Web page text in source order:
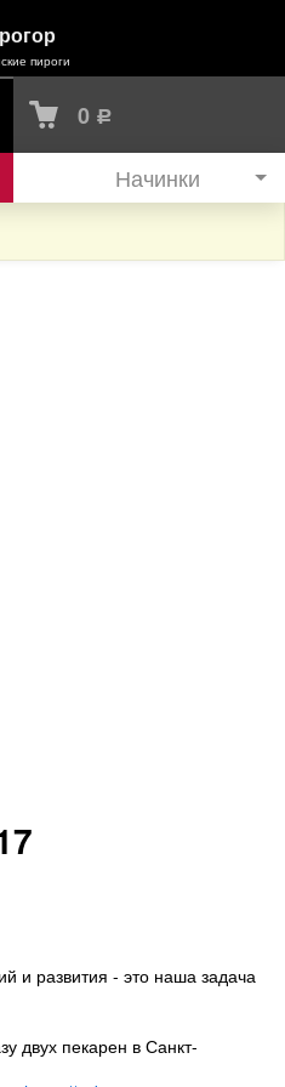
пироги
0 Р
Начинки
и развития - это наша задача
двух пекарен в Санкт-